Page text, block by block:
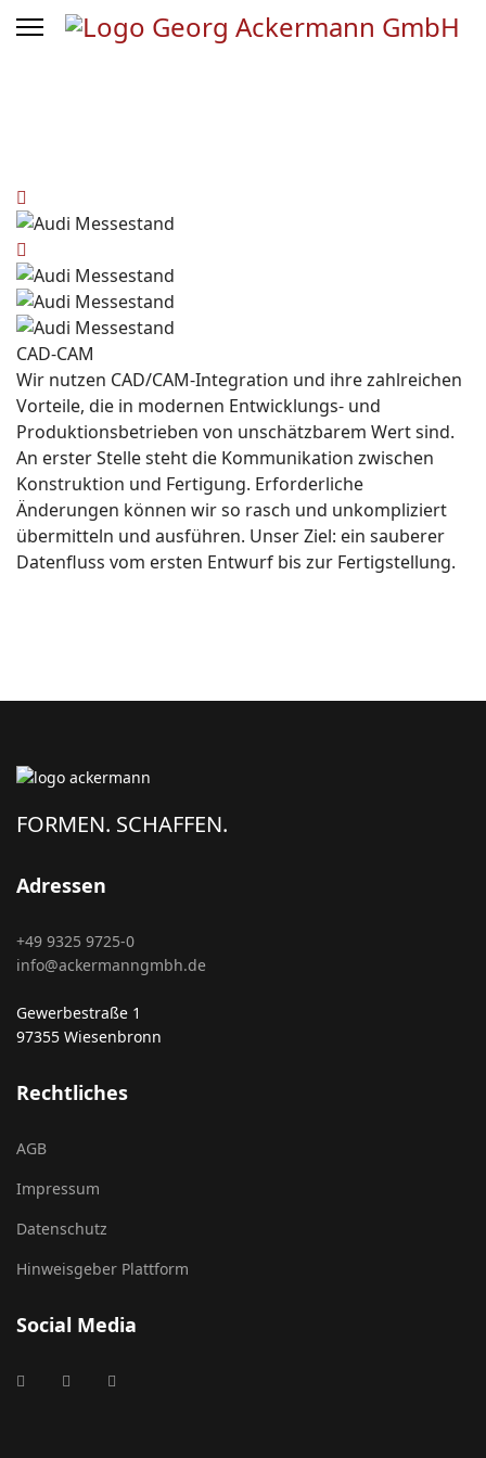
CAD-CAM
Wir nutzen CAD/CAM-Integration und ihre zahlreichen
Vorteile, die in modernen Entwicklungs- und
Produktionsbetrieben von unschätzbarem Wert sind.
An erster Stelle steht die Kommunikation zwischen
Konstruktion und Fertigung. Erforderliche
Änderungen können wir so rasch und unkompliziert
übermitteln und ausführen. Unser Ziel: ein sauberer
Datenfluss vom ersten Entwurf bis zur Fertigstellung.
FORMEN. SCHAFFEN.
Adressen
+49 9325 9725-0
info@ackermanngmbh.de
Gewerbestraße 1
97355 Wiesenbronn
Rechtliches
AGB
Impressum
Datenschutz
Hinweisgeber Plattform
Social Media